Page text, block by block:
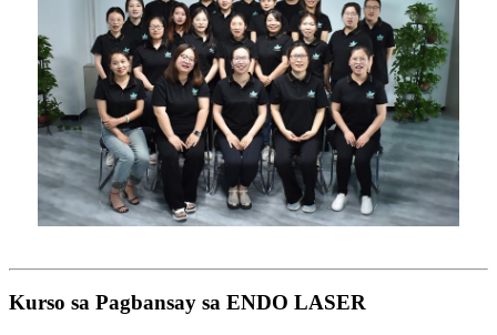
Kurso sa Pagbansay sa ENDO LASER